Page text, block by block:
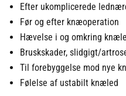
Efter ukomplicerede
Før og efter knæoperation
Hævelse i og omkring
Bruskskader, slidgigt/
Til forebyggelse mod nye
Følelse af ustabilt knæled